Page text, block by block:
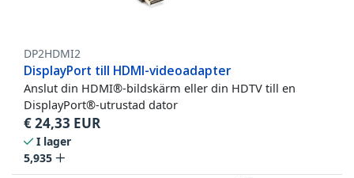
DP2HDMI2
DisplayPort till HDMI-videoadapter
Anslut din HDMI®-bildskärm eller din HDTV till en
DisplayPort®-utrustad dator
€24,33 EUR
I lager
5,935